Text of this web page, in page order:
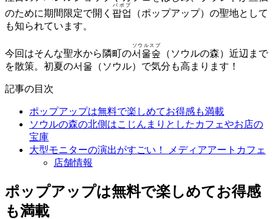
のために期間限定で開く 팝업
パボプ
（ポップアップ）の聖地として
も知られています。
今回はそんな聖水から隣町の서울숲
ソウルスプ
（ソウルの森）近辺まで
を散策。初夏の서울（ソウル）で気分も高まります！
記事の目次
ポップアップは無料で楽しめてお得感も満載
ソウルの森の北側はこじんまりとしたカフェやお店の
宝庫
大型モニターの演出がすごい！ メディアアートカフェ
店舗情報
ポップアップは無料で楽しめてお得感
も満載